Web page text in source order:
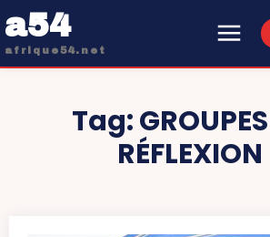
a54
afrique54.net
Tag:
RÉFLEXION